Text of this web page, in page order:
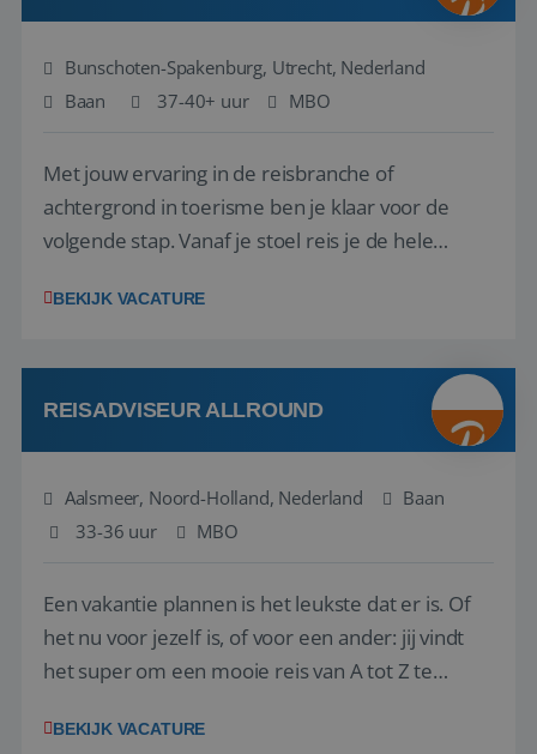
Bunschoten-Spakenburg, Utrecht, Nederland
Baan
37-40+ uur MBO
Met jouw ervaring in de reisbranche of
achtergrond in toerisme ben je klaar voor de
volgende stap. Vanaf je stoel reis je de hele
wensen van je team, je klant en wat er in de
klanten te overtuigen om die droomreis te
boeken! ...
BEKIJK VACATURE
REISADVISEUR ALLROUND
Aalsmeer, Noord-Holland, Nederland
Baan
33-36 uur
MBO
Een vakantie plannen is het leukste dat er is. Of
het nu voor jezelf is, of voor een ander: jij vindt
het super om een mooie reis van A tot Z te
vakantiegangers de meest prachtige plekjes op
BEKIJK VACATURE